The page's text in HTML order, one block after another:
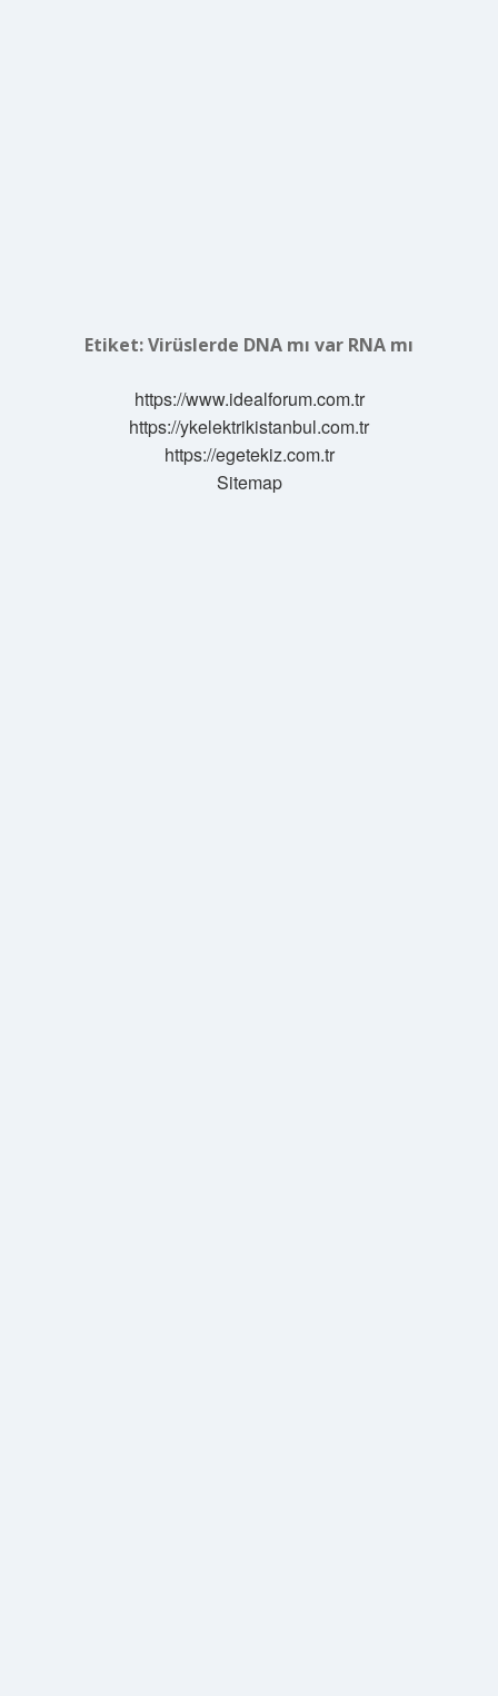
Etiket:Virüslerde DNA mı var RNA mı
https://www.idealforum.com.tr
https://ykelektrikistanbul.com.tr
https://egetekiz.com.tr
Sitemap